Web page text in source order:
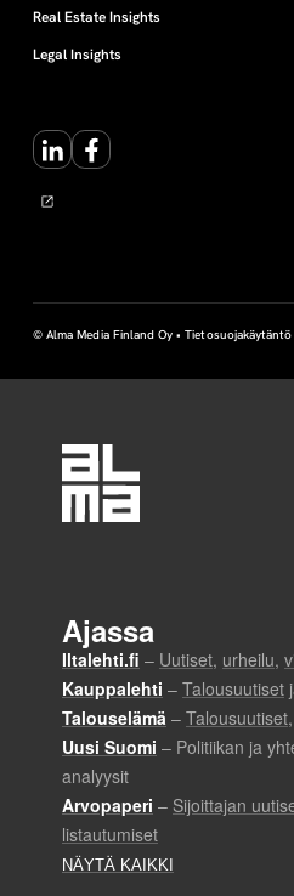
Real Estate Insights
Legal Insights
LinkedInFacebook
© Alma Media Finland Oy •Tietosuojakäytäntö